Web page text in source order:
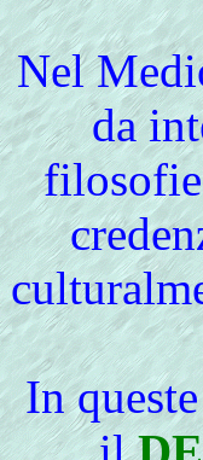
Nel
da
In